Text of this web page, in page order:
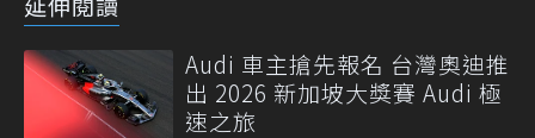
Audi 車主搶先報名 台灣奧迪推
出 2026 新加坡大獎賽 Audi 極
速之旅